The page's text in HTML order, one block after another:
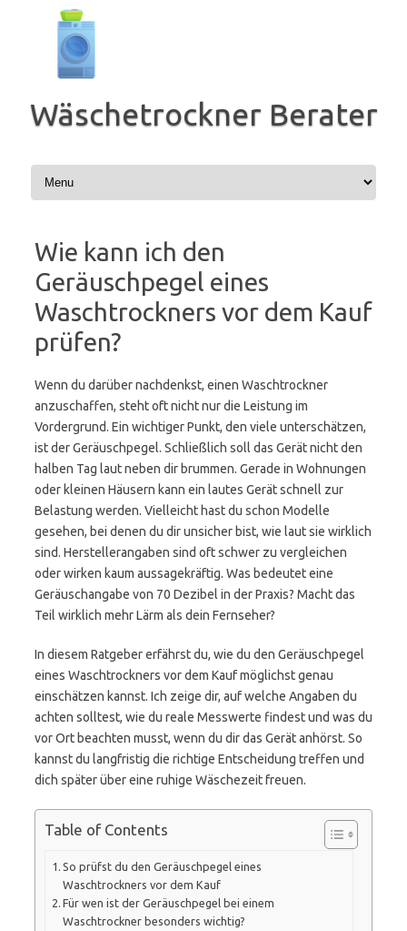
springen
Wäschetrockner Berater
Wie kann ich den
Geräuschpegel eines
Waschtrockners vor dem Kauf
prüfen?
Wenn du darüber nachdenkst, einen Waschtrockner
anzuschaffen, steht oft nicht nur die Leistung im
Vordergrund. Ein wichtiger Punkt, den viele unterschätzen,
ist der Geräuschpegel. Schließlich soll das Gerät nicht den
halben Tag laut neben dir brummen. Gerade in Wohnungen
oder kleinen Häusern kann ein lautes Gerät schnell zur
Belastung werden. Vielleicht hast du schon Modelle
gesehen, bei denen du dir unsicher bist, wie laut sie wirklich
sind. Herstellerangaben sind oft schwer zu vergleichen
oder wirken kaum aussagekräftig. Was bedeutet eine
Geräuschangabe von 70 Dezibel in der Praxis? Macht das
Teil wirklich mehr Lärm als dein Fernseher?
In diesem Ratgeber erfährst du, wie du den Geräuschpegel
eines Waschtrockners vor dem Kauf möglichst genau
einschätzen kannst. Ich zeige dir, auf welche Angaben du
achten solltest, wie du reale Messwerte findest und was du
vor Ort beachten musst, wenn du dir das Gerät anhörst. So
kannst du langfristig die richtige Entscheidung treffen und
dich später über eine ruhige Wäschezeit freuen.
Table of Contents
So prüfst du den Geräuschpegel eines
Waschtrockners vor dem Kauf
Für wen ist der Geräuschpegel bei einem
Waschtrockner besonders wichtig?